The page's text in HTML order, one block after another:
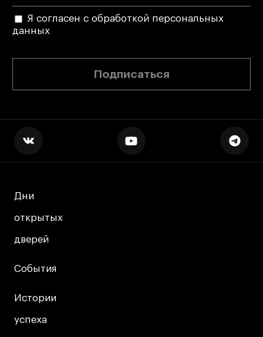
Я согласен с обработкой персональных
данных
Подписаться
Дни
открытых
дверей
Дни
открытых
дверей
События
События
Истории
успеха
Истории
успеха